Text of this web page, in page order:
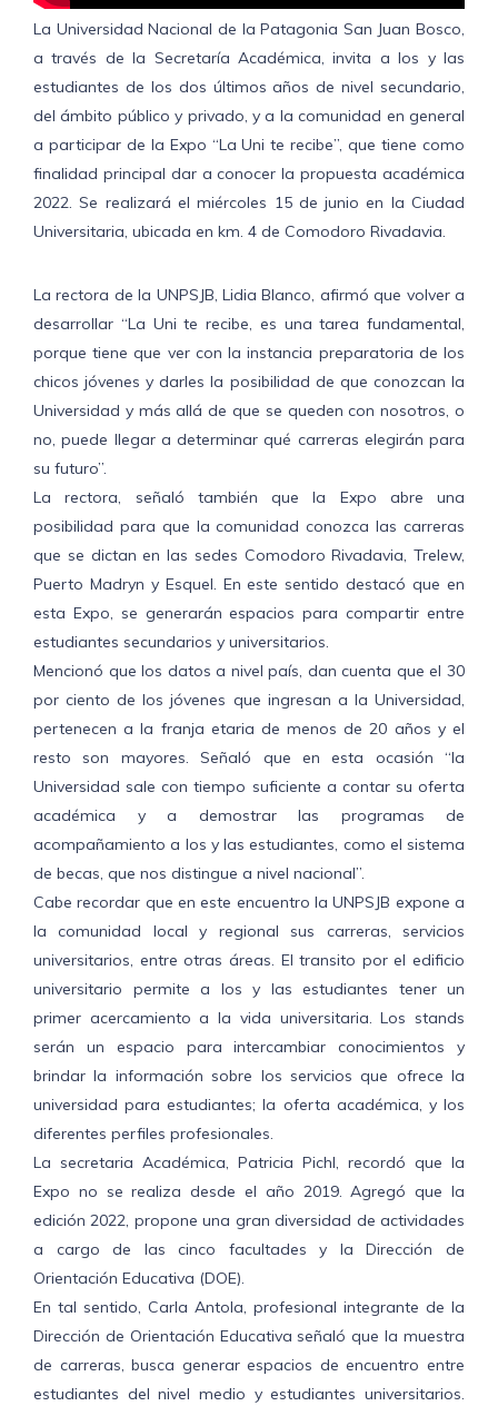
La Universidad Nacional de la Patagonia San Juan Bosco,
a través de la Secretaría Académica, invita a los y las
estudiantes de los dos últimos años de nivel secundario,
del ámbito público y privado, y a la comunidad en general
a participar de la Expo “La Uni te recibe”, que tiene como
finalidad principal dar a conocer la propuesta académica
2022. Se realizará el miércoles 15 de junio en la Ciudad
Universitaria, ubicada en km. 4 de Comodoro Rivadavia.
La rectora de la UNPSJB, Lidia Blanco, afirmó que volver a
desarrollar “La Uni te recibe, es una tarea fundamental,
porque tiene que ver con la instancia preparatoria de los
chicos jóvenes y darles la posibilidad de que conozcan la
Universidad y más allá de que se queden con nosotros, o
no, puede llegar a determinar qué carreras elegirán para
su futuro”.
La rectora, señaló también que la Expo abre una
posibilidad para que la comunidad conozca las carreras
que se dictan en las sedes Comodoro Rivadavia, Trelew,
Puerto Madryn y Esquel. En este sentido destacó que en
esta Expo, se generarán espacios para compartir entre
estudiantes secundarios y universitarios.
Mencionó que los datos a nivel país, dan cuenta que el 30
por ciento de los jóvenes que ingresan a la Universidad,
pertenecen a la franja etaria de menos de 20 años y el
resto son mayores. Señaló que en esta ocasión “la
Universidad sale con tiempo suficiente a contar su oferta
académica y a demostrar las programas de
acompañamiento a los y las estudiantes, como el sistema
de becas, que nos distingue a nivel nacional”.
Cabe recordar que en este encuentro la UNPSJB expone a
la comunidad local y regional sus carreras, servicios
universitarios, entre otras áreas. El transito por el edificio
universitario permite a los y las estudiantes tener un
primer acercamiento a la vida universitaria. Los stands
serán un espacio para intercambiar conocimientos y
brindar la información sobre los servicios que ofrece la
universidad para estudiantes; la oferta académica, y los
diferentes perfiles profesionales.
La secretaria Académica, Patricia Pichl, recordó que la
Expo no se realiza desde el año 2019. Agregó que la
edición 2022, propone una gran diversidad de actividades
a cargo de las cinco facultades y la Dirección de
Orientación Educativa (DOE).
En tal sentido, Carla Antola, profesional integrante de la
Dirección de Orientación Educativa señaló que la muestra
de carreras, busca generar espacios de encuentro entre
estudiantes del nivel medio y estudiantes universitarios.